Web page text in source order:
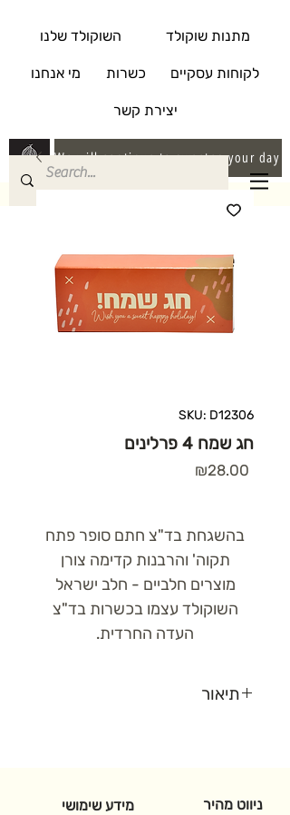
מתנות שוקולד השוקולד שלנו
לקוחות עסקיים כשרות מי אנחנו
יצירת קשר
We will continue to sweeten your day
SKU: D12306
חג שמח 4 פרלינים
₪28.00
בהשגחת בד"צ חתם סופר פתח
תקוה' והרבנות קדימה צורן
מוצרים חלביים - חלב ישראל
השוקולד עצמו בכשרות בד"צ
העדה החרדית.
תיאור
מידע שימושי ניווט מהיר